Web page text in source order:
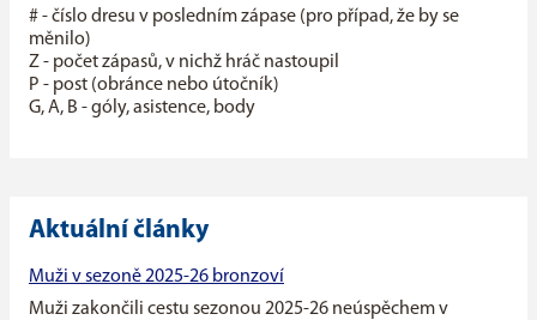
# - číslo dresu v posledním zápase (pro případ, že by se
měnilo)
Z - počet zápasů, v nichž hráč nastoupil
P - post (obránce nebo útočník)
G, A, B - góly, asistence, body
Aktuální články
Muži v sezoně 2025-26 bronzoví
Muži zakončili cestu sezonou 2025-26 neúspěchem v